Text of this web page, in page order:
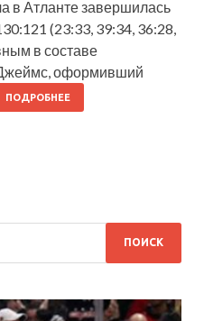
в Атланте завершилась
(23:33, 39:34, 36:28,
в составе
оформивший
ПОДРОБНЕЕ